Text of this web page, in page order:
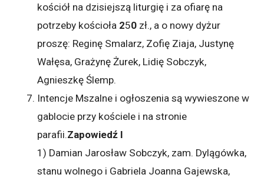
kościół na dzisiejszą liturgię i za ofiarę na
potrzeby kościoła 250 zł., a o nowy dyżur
proszę: Reginę Smalarz, Zofię Ziaja, Justynę
Wałęsa, Grażynę Żurek, Lidię Sobczyk,
Agnieszkę Ślemp.
Intencje Mszalne i ogłoszenia są wywieszone w
gablocie przy kościele i na stronie
parafii.Zapowiedź I
1) Damian Jarosław Sobczyk, zam. Dylągówka,
stanu wolnego i Gabriela Joanna Gajewska,